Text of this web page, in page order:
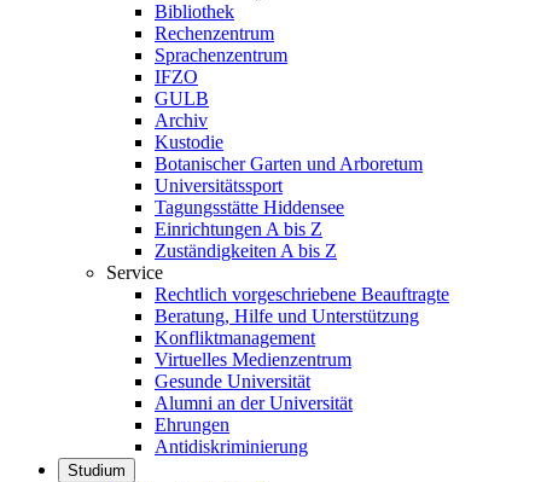
Bibliothek
Rechenzentrum
Sprachenzentrum
IFZO
GULB
Archiv
Kustodie
Botanischer Garten und Arboretum
Universitätssport
Tagungsstätte Hiddensee
Einrichtungen A bis Z
Zuständigkeiten A bis Z
Service
Rechtlich vorgeschriebene Beauftragte
Beratung, Hilfe und Unterstützung
Konfliktmanagement
Virtuelles Medienzentrum
Gesunde Universität
Alumni an der Universität
Ehrungen
Antidiskriminierung
Studium